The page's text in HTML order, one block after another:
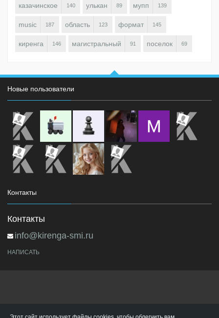
казачинское 140 улькан 89 мупп 139
music 187 область 123 формат 145
киренга 146 магистральный 91 поселок 69
Новые пользователи
Контакты
Контакты
info@kirenga-smi.ru
НАПИСАТЬ